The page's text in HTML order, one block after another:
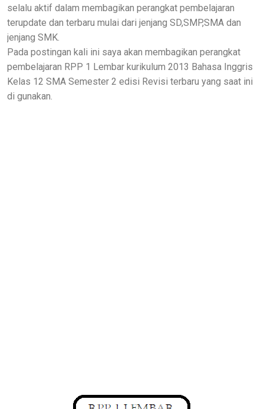
selalu aktif dalam membagikan perangkat pembelajaran
terupdate dan terbaru mulai dari jenjang SD,SMP,SMA dan
jenjang SMK.
Pada postingan kali ini saya akan membagikan perangkat
pembelajaran RPP 1 Lembar kurikulum 2013 Bahasa Inggris
Kelas 12 SMA Semester 2 edisi Revisi terbaru yang saat ini
di gunakan.